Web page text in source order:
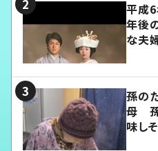
平成
年後
な夫
孫の
母 孫
味し